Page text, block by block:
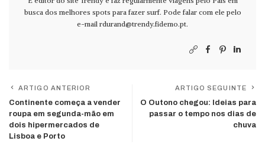
busca dos melhores spots para fazer surf. Pode falar com ele pelo
e-mail rdurand@trendy.fidemo.pt.
ARTIGO ANTERIOR
Continente começa a vender
roupa em segunda-mão em
dois hipermercados de
Lisboa e Porto
ARTIGO SEGUINTE
O Outono chegou: Ideias para
passar o tempo nos dias de
chuva